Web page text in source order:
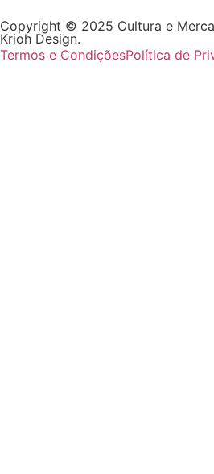
Copyright © 2025 Cultura e
Krioh Design.
Termos e CondiçõesPolítica de